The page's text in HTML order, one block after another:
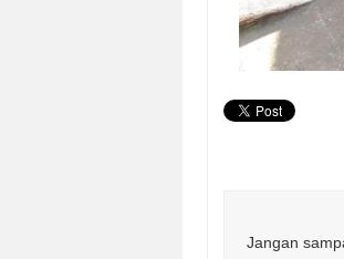
Jangan